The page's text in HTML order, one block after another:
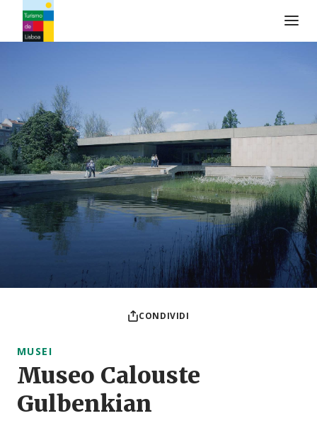
CONDIVIDI
MUSEI
Museo Calouste
Gulbenkian